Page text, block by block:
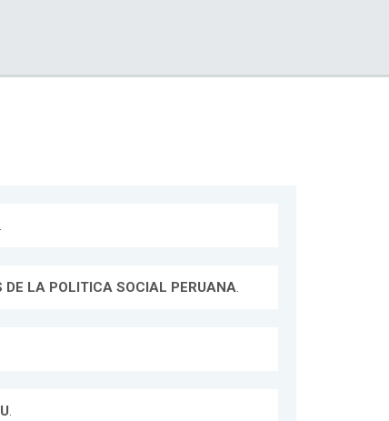
.
DE LA POLITICA SOCIAL PERUANA.
.